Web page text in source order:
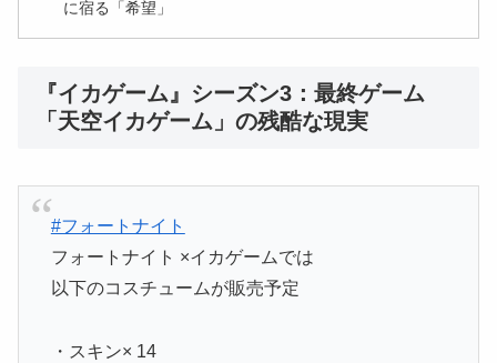
に宿る「希望」
『イカゲーム』シーズン3：最終ゲーム
「天空イカゲーム」の残酷な現実
#フォートナイト
フォートナイト ×イカゲームでは
以下のコスチュームが販売予定
・スキン× 14